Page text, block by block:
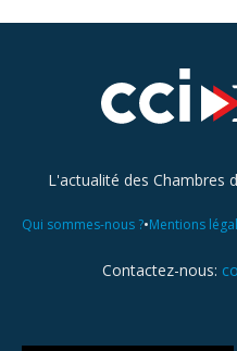
L'actualité des Chambres
Qui sommes-nous ?•Mentions
Contactez-nous: